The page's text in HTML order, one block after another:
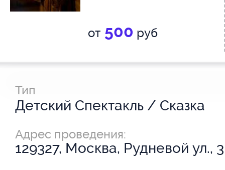
от 500 руб
Тип
Детский Спектакль / Сказка
Адрес проведения:
129327, Москва, Рудневой ул., 3